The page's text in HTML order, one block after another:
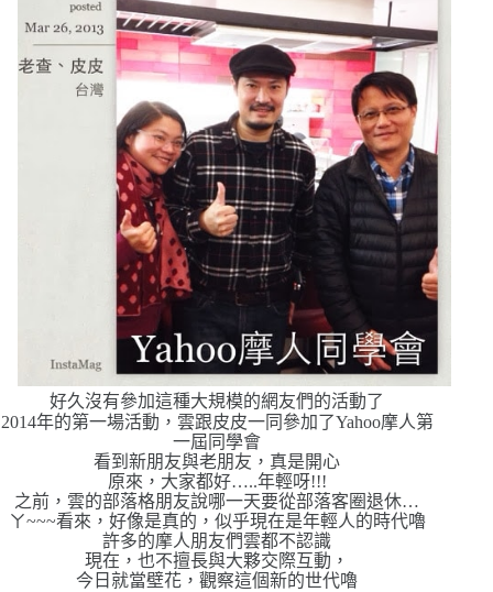
好久沒有參加這種大規模的網友們的活動了
2014年的第一場活動，雲跟皮皮一同參加了Yahoo摩人第
一屆同學會
看到新朋友與老朋友，真是開心
原來，大家都好…..年輕呀!!!
之前，雲的部落格朋友說哪一天要從部落客圈退休…
ㄚ~~~看來，好像是真的，似乎現在是年輕人的時代嚕
許多的摩人朋友們雲都不認識
現在，也不擅長與大夥交際互動，
今日就當壁花，觀察這個新的世代嚕